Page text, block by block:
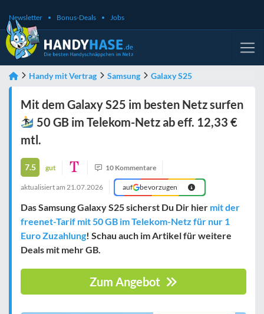
Newsletter Bonus-Deals Jobs
Handy mit Vertrag Samsung Galaxy S25
Mit dem Galaxy S25 im besten Netz surfen
50 GB im Telekom-Netz ab eff. 12,33 €
mtl.
7.5 gut 10 Kommentare
aktualisiert am 21.07.2026 auf bevorzugen
Das Samsung Galaxy S25 sicherst Du Dir hier mit der
freenet-Tarif mit 50 GB im Telekom-Netz für nur 1
Euro Zuzahlung! Schau auch im Artikel für weitere
Deals mit mehr GB.
Zum Angebot